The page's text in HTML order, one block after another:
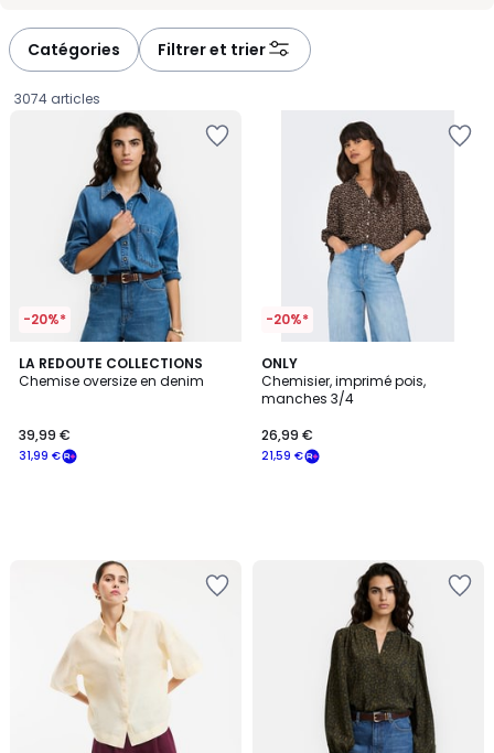
Catégories Filtrer et trier
3074 articles
-20%*
LA REDOUTE COLLECTIONS
Chemise oversize en denim
€
souscrivez
31,99 €
39,99 €
-20%*
ONLY
Chemisier, imprimé pois,
manches 3/4
21,59 €
26,99 €